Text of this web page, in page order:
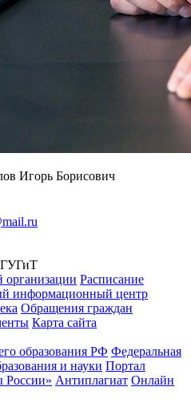
Игорь Борисович
организации Расписание
информационный центр
Обращения граждан
Карта сайта
образования РФ Федеральная
и науки Портал
России» Антиплагиат Онлайн